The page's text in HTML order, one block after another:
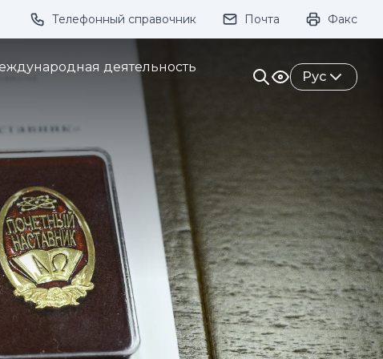
Телефонный справочник Почта Факс
деятельность
Рус